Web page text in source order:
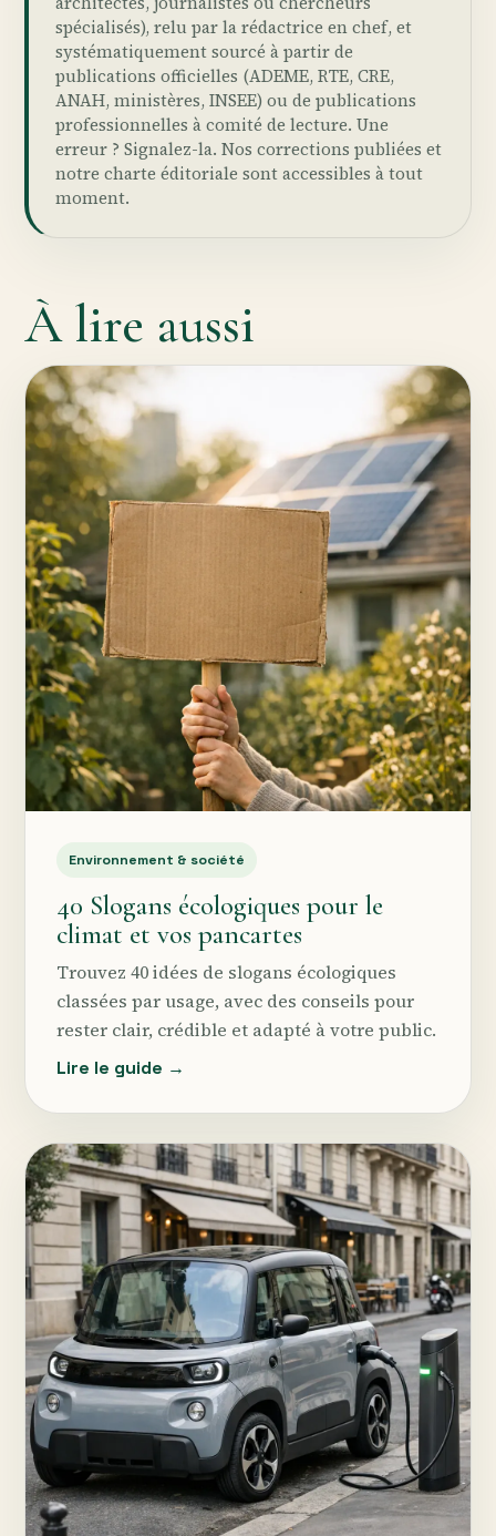
spécialisés), relu par la rédactrice en chef, et
systématiquement sourcé à partir de
publications officielles (ADEME, RTE, CRE,
ANAH, ministères, INSEE) ou de publications
professionnelles à comité de lecture. Une
erreur ? Signalez-la. Nos corrections publiées et
notre charte éditoriale sont accessibles à tout
moment.
À lire aussi
Environnement & société
40 Slogans écologiques pour le
climat et vos pancartes
Trouvez 40 idées de slogans écologiques
classées par usage, avec des conseils pour
rester clair, crédible et adapté à votre public.
Lire le guide →